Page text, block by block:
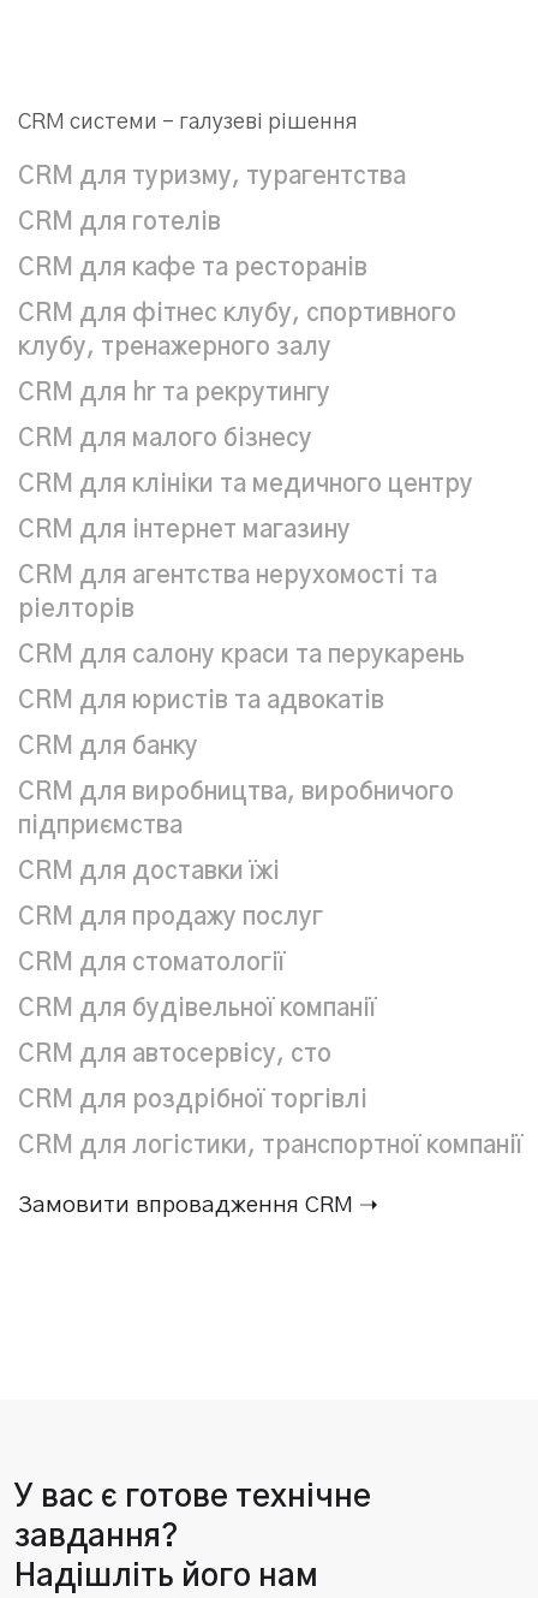
CRM системи – галузеві рішення
CRM для туризму, турагентства
CRM для готелів
CRM для кафе та ресторанів
CRM для фітнес клубу, спортивного
клубу, тренажерного залу
CRM для hr та рекрутингу
CRM для малого бізнесу
CRM для клініки та медичного центру
CRM для інтернет магазину
CRM для агентства нерухомості та
ріелторів
CRM для салону краси та перукарень
СRM для юристів та адвокатів
CRM для банку
CRM для виробництва, виробничого
підприємства
CRM для доставки їжі
CRM для продажу послуг
CRM для стоматології
CRM для будівельної компанії
CRM для автосервісу, сто
CRM для роздрібної торгівлі
CRM для логістики, транспортної компанії
Замовити впровадження CRM ➝
У вас є готове технічне
завдання?
Надішліть його нам